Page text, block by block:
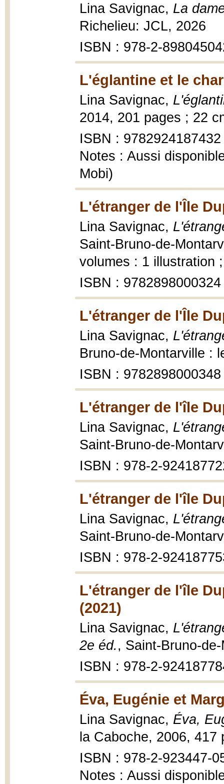
Lina Savignac, La
Richelieu: JCL, 2026
ISBN : 978-2-
L'églantine et le
Lina Savignac,
2014, 201 pages ; 22
ISBN : 9782924187432
Notes : Aussi
Mobi)
L'étranger de l'Île
Lina Savignac,
Saint-Bruno-de-
volumes : 1 illustration
ISBN : 9782898000324
L'étranger de l'Île
Lina Savignac,
Bruno-de-Montarville :
ISBN : 9782898000348
L'étranger de l'île
Lina Savignac,
Saint-Bruno-de-
ISBN : 978-2-
L'étranger de l'île
Lina Savignac,
Saint-Bruno-de-
ISBN : 978-2-
L'étranger de l'île
(2021)
Lina Savignac,
2e éd. , Saint-Bruno-
ISBN : 978-2-
Éva, Eugénie et
Lina Savignac, Éva,
la Caboche, 2006, 417
ISBN : 978-2-923447-
Notes : Aussi